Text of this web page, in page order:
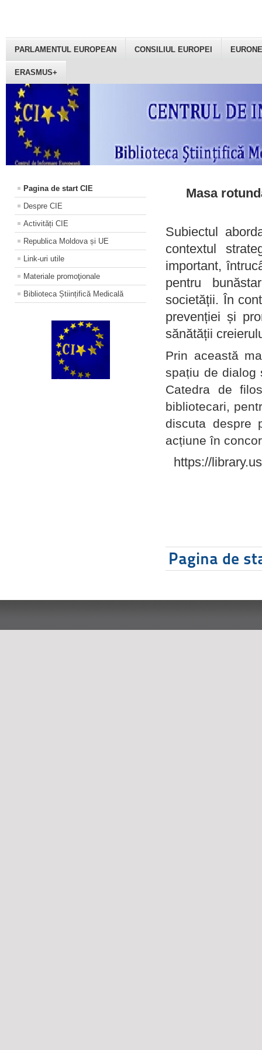
PARLAMENTUL EUROPEAN CONSILIUL EUROPEI
ERASMUS+
Pagina de start CIE
Despre CIE
Activități CIE
Republica Moldova și UE
Link-uri utile
Materiale promoţionale
Biblioteca Științifică Medicală
Masa
Subiectul
contextul
important,
pentru
societății. În
prevenției și
sănătății
Prin această
spațiu de dialog
Catedra de
bibliotecari,
discuta despre
acțiune în
https://
Pagina de